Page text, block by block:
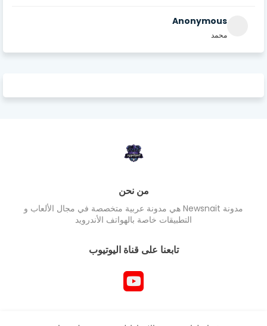
Anonymous
محمد
من نحن
مدونة Newsnait هي مدونة عربية متخصصة في مجال الألعاب و
التطبيقات خاصة بالهواتف الأندرويد
تابعنا على قناة اليوتيوب